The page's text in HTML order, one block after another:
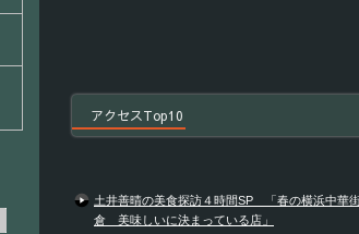
アクセスTop10
土井善晴の美食探訪４時間SP 「春の横浜中華
倉 美味しいに決まっている店」